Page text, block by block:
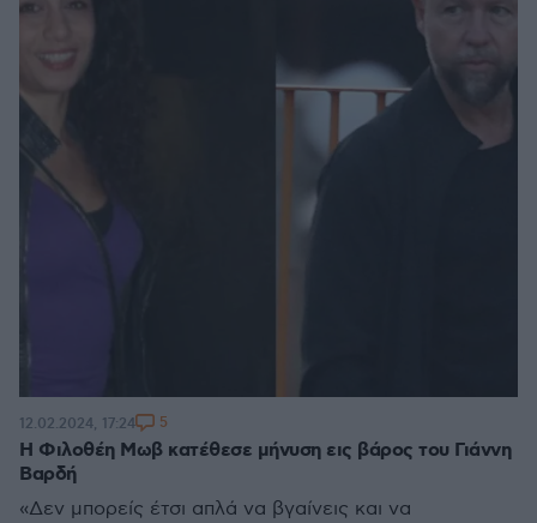
Η Φιλοθέη Μωβ κατέθεσε μήνυση εις βάρος του Γιάννη
Βαρδή
«Δεν μπορείς έτσι απλά να βγαίνεις και να
12.02.2024, 17:24 5